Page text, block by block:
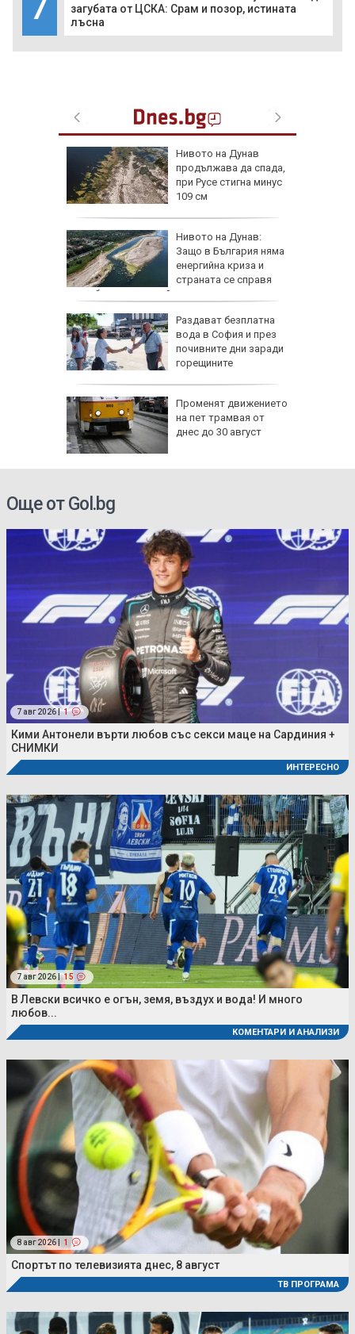
загубата от ЦСКА: Срам и позор, истината
лъсна
Нивото на Дунав
продължава да спада,
при Русе стигна минус
109 см
Нивото на Дунав:
Защо в България няма
енергийна криза и
страната се справя
по-добре от другите?
Раздават безплатна
вода в София и през
почивните дни заради
горещините
Променят движението
на пет трамвая от
днес до 30 август
Още от Gol.bg
7 авг 2026 | 1
Кими Антонели върти любов със секси маце на Сардиния +
СНИМКИ
ИНТЕРЕСНО
7 авг 2026 | 15
В Левски всичко е огън, земя, въздух и вода! И много
любов...
КОМЕНТАРИ И АНАЛИЗИ
8 авг 2026 | 1
Спортът по телевизията днес, 8 август
ТВ ПРОГРАМА